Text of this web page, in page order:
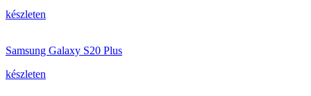
készleten
Samsung Galaxy S20 Plus
készleten